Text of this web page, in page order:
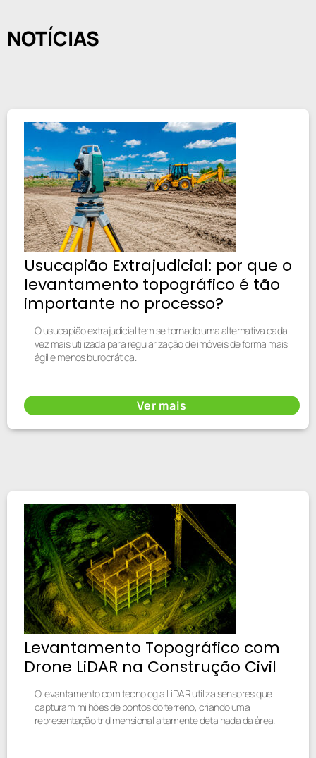
NOTÍCIAS
Usucapião Extrajudicial: por que o
levantamento topográfico é tão
importante no processo?
O usucapião extrajudicial tem se tornado uma alternativa cada
vez mais utilizada para regularização de imóveis de forma mais
ágil e menos burocrática.
Ver mais
Levantamento Topográfico com
Drone LiDAR na Construção Civil
O levantamento com tecnologia LiDAR utiliza sensores que
capturam milhões de pontos do terreno, criando uma
representação tridimensional altamente detalhada da área.